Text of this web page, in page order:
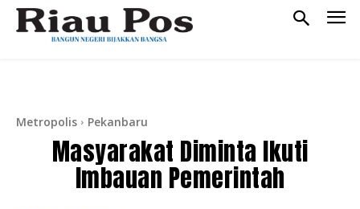
Metropolis Pekanbaru
Masyarakat Diminta Ikuti
Imbauan Pemerintah